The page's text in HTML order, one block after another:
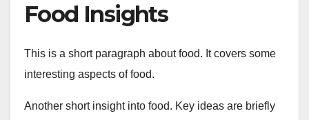
Food Insights
This is a short paragraph about food. It covers some
interesting aspects of food.
Another short insight into food. Key ideas are briefly